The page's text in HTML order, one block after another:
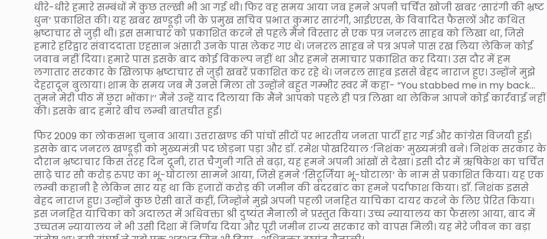
धीरे-धीरे हमारे सम्बंधों में कुछ तल्खी भी आ गई थी। फिर वह समय आया जब हमने अपनी चर्चित खोजी खबर ‘सारंगी की भ्रष्ट
धुन’ प्रकाशित की। यह खबर खण्डूड़ी जी के प्रमुख सचिव प्रभात कुमार सारंगी, आईएएस, के विवादित फैसलों और कथित
भ्रष्टाचार से जुड़ी थी। इस समाचार को प्रकाशित करने से पहले मैंने विस्तार से एक पत्र जनरल साहब को लिखा था, जिसे
हमारे हरिद्वार संवाददाता एहसान अंसारी उनके पास लेकर गए थे। जनरल साहब ने पत्र अपने पास रख लिया लेकिन कोई
जवाब नहीं दिया। हमारे पास इसके बाद कोई विकल्प नहीं था और हमने समाचार प्रकाशित कर दिया। उस दौर में हम
लगातार सरकार के खिलाफ भ्रष्टाचार से जुड़ी खबरें प्रकाशित कर रहे थे। जनरल साहब इससे बेहद नाराज हुए। उन्होंने मुझे
देहरादून बुलाया। शाम के समय जब मैं उनसे मिला तो उन्होंने बहुत गम्भीर स्वर में कहा- “You stabbed me in my back…
तुमने मेरी पीठ में छुरा भोंका।’’ मैंने उन्हें याद दिलाया कि मैंने आपको पहले ही पत्र लिखा था लेकिन आपने कोई कार्रवाई नहीं
की। इसके बाद हमारे बीच लम्बी बातचीत हुई।
फिर 2009 का लोकसभा चुनाव आया। उत्तराखण्ड की पांचों सीटों पर भारतीय जनता पार्टी हार गई और कांग्रेस विजयी हुई।
इसके बाद जनरल खण्डूड़ी को मुख्यमंत्री पद छोड़ना पड़ा और डाॅ. रमेश पोखरियाल ‘निशंक’ मुख्यमंत्री बने। निशंक सरकार के
दौरान भ्रष्टाचार किस तरह दिन दूनी, रात चैगुनी गति से बढ़ा, यह हमने अपनी आंखों से देखा। इसी दौर में ऋषिकेश का चर्चित
साढ़े चार सौ करोड़ रुपए का भू-घोटाला सामने आया, जिसे हमने ‘सिटूर्जिया भू-घोटाला’ के नाम से प्रकाशित किया। यह एक
लम्बी कहानी है लेकिन सार यह था कि हजारों करोड़ की जमीन की बंदरबांट का हमने पर्दाफाश किया। डाॅ. निशंक इससे
बेहद नाराज हुए। उन्होंने कुछ ऐसी बातें कहीं, जिन्होंने मुझे अपनी पहली जनहित याचिका दायर करने के लिए प्रेरित किया।
इस जनहित याचिका को अदालत में अधिवक्ता श्री दुष्यंत मैनाली ने प्रस्तुत किया। उच्च न्यायालय का फैसला आया, बाद में
उच्चतम न्यायालय ने भी उसी दिशा में निर्णय दिया और पूरी जमीन राज्य सरकार को वापस मिली। यह मेरे जीवन का बड़ा